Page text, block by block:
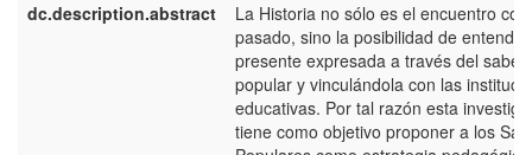
dc.description.abstract
La Historia no sólo es el encuentro
pasado, sino la posibilidad de
presente expresada a través del saber
popular y vinculándola con las
educativas. Por tal razón esta
tiene como objetivo proponer a los